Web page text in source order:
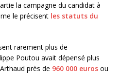
la campagne du candidat à
le précisent les statuts du
rarement plus de
Poutou avait dépensé plus
près de 960 000 euros ou